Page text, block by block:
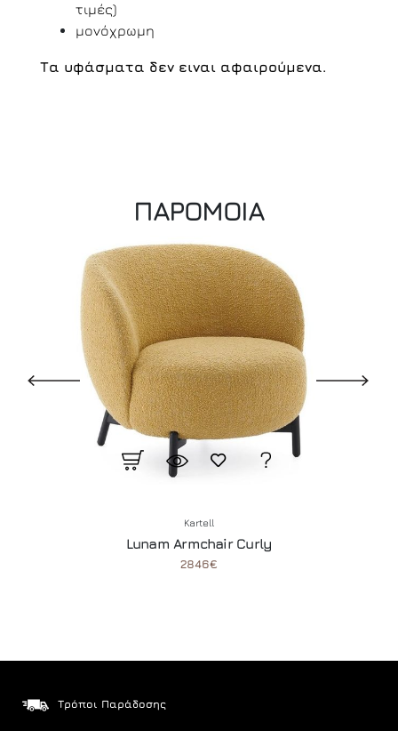
τιμές)
μονόχρωμη
Τα υφάσματα δεν ειναι αφαιρούμενα.
ΠΑΡΟΜΟΙΑ
Kartell
Lunam Armchair Curly
2846€
Τρόποι Παράδοσης